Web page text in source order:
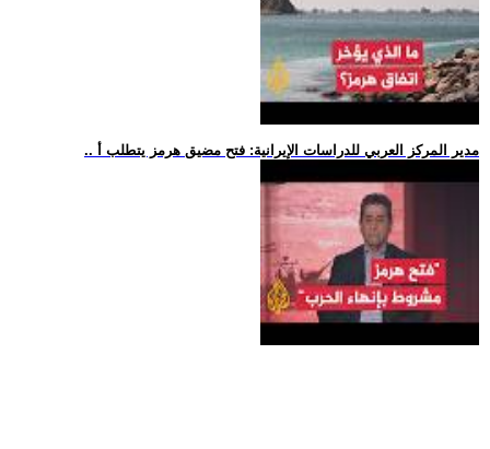
.. مدير المركز العربي للدراسات الإيرانية: فتح مضيق هرمز يتطلب أ